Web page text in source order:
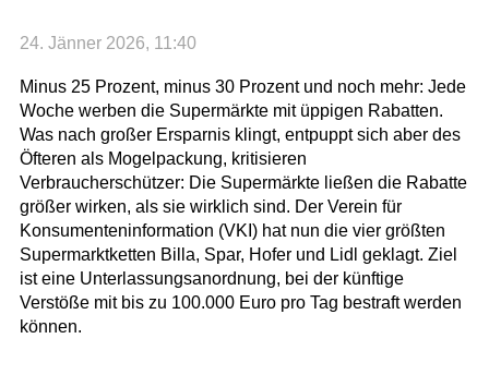
24. Jänner 2026, 11:40
Minus 25 Prozent, minus 30 Prozent und noch mehr: Jede
Woche werben die Supermärkte mit üppigen Rabatten.
Was nach großer Ersparnis klingt, entpuppt sich aber des
Öfteren als Mogelpackung, kritisieren
Verbraucherschützer: Die Supermärkte ließen die Rabatte
größer wirken, als sie wirklich sind. Der Verein für
Konsumenteninformation (VKI) hat nun die vier größten
Supermarktketten Billa, Spar, Hofer und Lidl geklagt. Ziel
ist eine Unterlassungsanordnung, bei der künftige
Verstöße mit bis zu 100.000 Euro pro Tag bestraft werden
können.